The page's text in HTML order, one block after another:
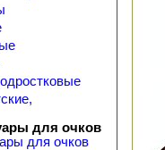
для очков
для очков